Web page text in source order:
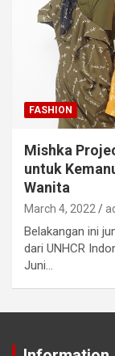
FASHION
Mishka
untuk
Wanita
March 4, 2022
Belakangan ini
dari UNHCR
Juni…